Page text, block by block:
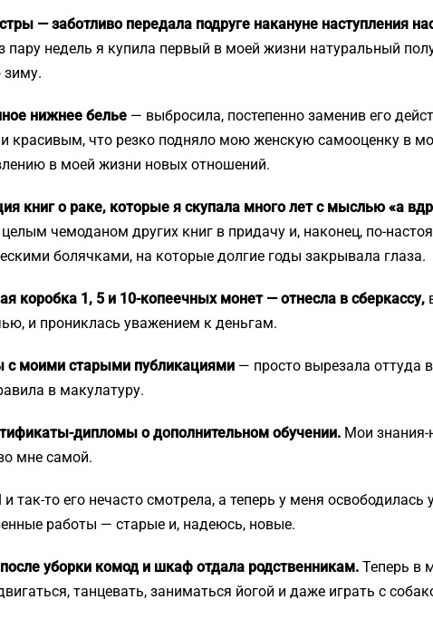
— заботливо передала подруге накануне наступления
пару недель я купила первый в моей жизни натуральный
зиму.
нижнее белье — выбросила, постепенно заменив его
красивым, что резко подняло мою женскую самооценку в
в моей жизни новых отношений.
книг о раке, которые я скупала много лет с мыслью «а
целым чемоданом других книг в придачу и, наконец, по-
болячками, на которые долгие годы закрывала глаза.
коробка 1, 5 и 10-копеечных монет — отнесла в сберкассу,
и прониклась уважением к деньгам.
с моими старыми публикациями — просто вырезала оттуда
в макулатуру.
дипломы о дополнительном обучении. Мои знания-
мне самой.
и так-то его нечасто смотрела, а теперь у меня
работы — старые и, надеюсь, новые.
уборки комод и шкаф отдала родственникам. Теперь в
танцевать, заниматься йогой и даже играть с